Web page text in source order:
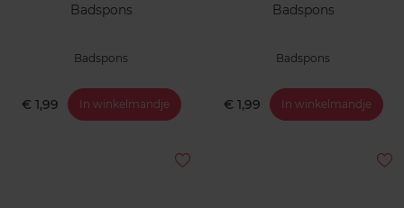
Badspons
Badspons
€ 1,99 In winkelmandje
Badspons
Badspons
€ 1,99 In winkelmandje